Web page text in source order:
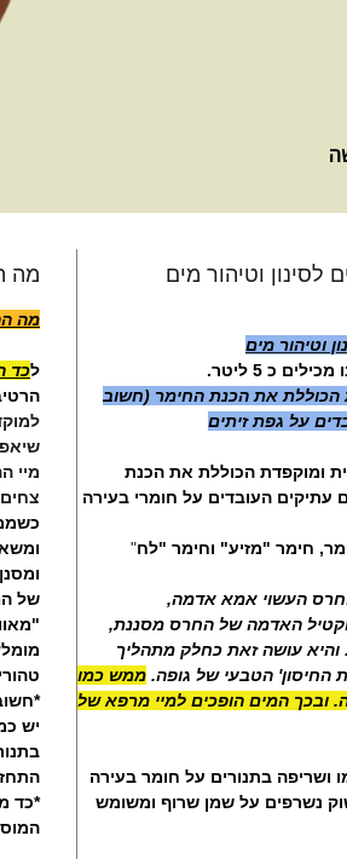
לסינון וטיהור מים
וטיהור מים
כ 5 ליטר.
הכוללת את הכנת החימר (חשוב
על גפת זיתים
ומוקפדת הכוללת את הכנת
עתיקים העובדים על חומרי בעירה
חימר "מזיע" וחימר "לח"
העשוי אמא אדמה,
האדמה של החרס מסננת,
עושה זאת כחלק מתהליך
החיסון' הטבעי של גופה. ממש כמו
המים הופכים למיי מרפא של
ושריפה בתנורים על חומר בעירה
נשרפים על שמן שרוף ומשומש
מה
מה
לכד
מיי
של
יש
*כד